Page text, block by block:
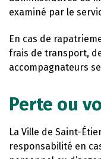
examiné par le
En cas de
frais de transport,
accompagnateurs
Perte ou
La Ville de Saint-
responsabilité en